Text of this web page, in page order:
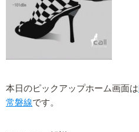
本日のピックアップホーム画面は
常磐線です。